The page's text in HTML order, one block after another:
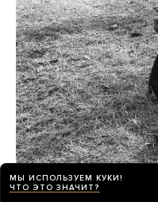
МЫ ИСПОЛЬЗУЕМ КУКИ!
ЧТО ЭТО ЗНАЧИТ?